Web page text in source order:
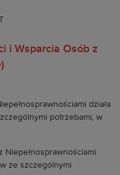
i Wsparcia Osób z
działa
potrzebami, w